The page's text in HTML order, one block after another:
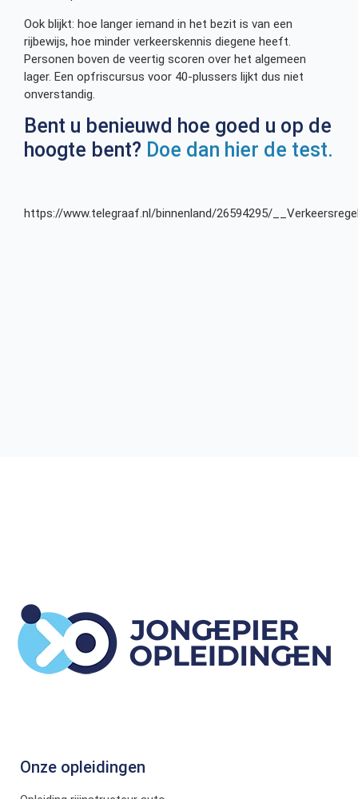
Ook blijkt: hoe langer iemand in het bezit is van een
rijbewijs, hoe minder verkeerskennis diegene heeft.
Personen boven de veertig scoren over het algemeen
lager. Een opfriscursus voor 40-plussers lijkt dus niet
onverstandig.
Bent u benieuwd hoe goed u op de
hoogte bent? Doe dan hier de test.
https://www.telegraaf.nl/binnenland/26594295/
Onze opleidingen